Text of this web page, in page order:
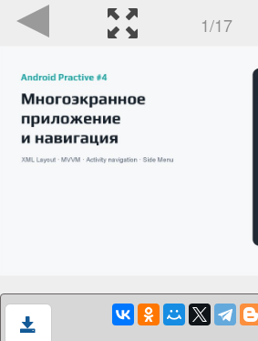
1/17